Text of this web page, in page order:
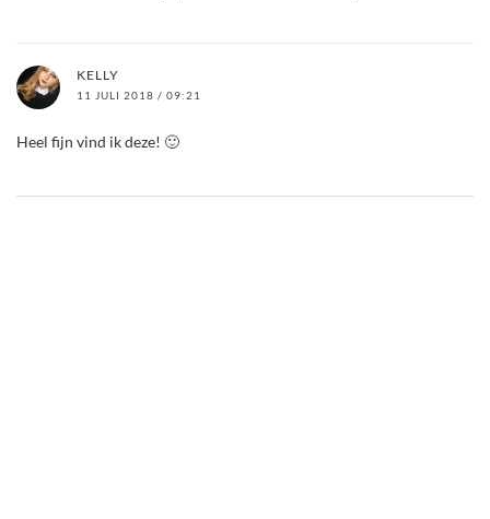
KELLY
11 JULI 2018 / 09:21
Heel fijn vind ik deze! 🙂